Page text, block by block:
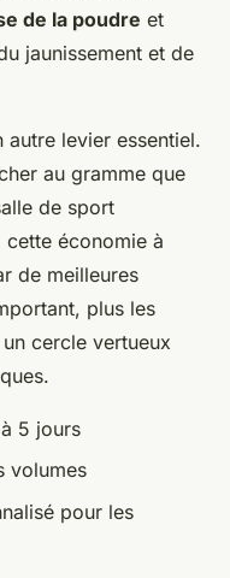
de la poudre et
jaunissement et de
levier essentiel.
au gramme que
de sport
économie à
de meilleures
plus les
cercle vertueux
5 jours
volumes
pour les